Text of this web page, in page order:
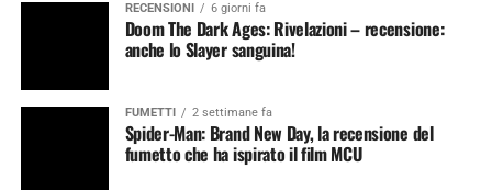
RECENSIONI 6 giorni fa
Doom The Dark Ages: Rivelazioni – recensione:
anche lo Slayer sanguina!
FUMETTI 2 settimane fa
Spider-Man: Brand New Day, la recensione del
fumetto che ha ispirato il film MCU